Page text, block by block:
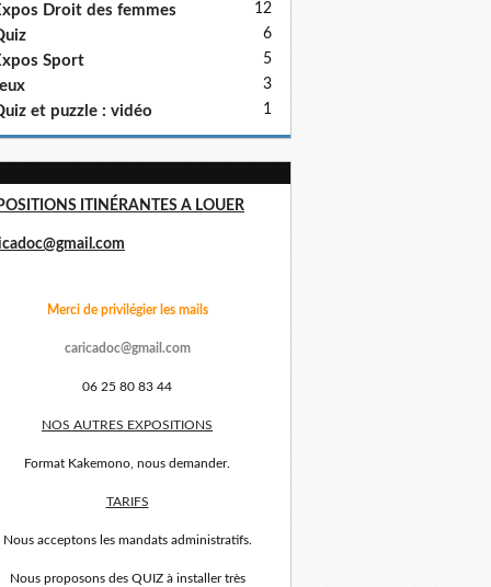
Droit des femmes 12
6
Sport 5
3
et puzzle : vidéo 1
ITINÉRANTES A LOUER
Merci de privilégier les mails
caricadoc@gmail.com
06 25 80 83 44
NOS AUTRES EXPOSITIONS
Format Kakemono, nous demander.
TARIFS
Nous acceptons les mandats administratifs.
Nous proposons des QUIZ à installer très